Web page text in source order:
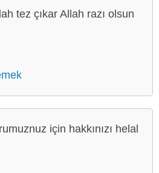
tez çıkar Allah razı olsun
için hakkınızı helal